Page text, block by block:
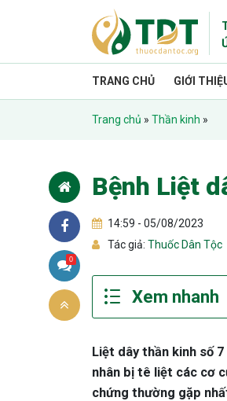
TRANG CHỦ GIỚI
Trang chủ » Thần kinh »
Bệnh Liệt
14:59 - 05/08/2023
Tác giả: Thuốc Dân Tộc
0
Liệt dây thần kinh số
nhân bị tê liệt các cơ
chứng thường gặp